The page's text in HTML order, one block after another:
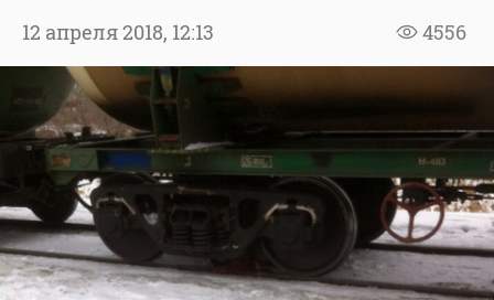
4556
12 апреля 2018, 12:13